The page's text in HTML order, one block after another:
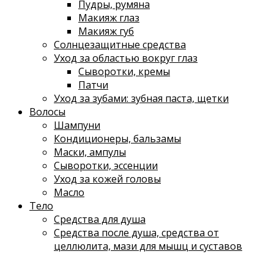
Пудры, румяна
Макияж глаз
Макияж губ
Солнцезащитные средства
Уход за областью вокруг глаз
Сыворотки, кремы
Патчи
Уход за зубами: зубная паста, щетки
Волосы
Шампуни
Кондиционеры, бальзамы
Маски, ампулы
Сыворотки, эссенции
Уход за кожей головы
Масло
Тело
Средства для душа
Средства после душа, средства от
целлюлита, мази для мышц и суставов